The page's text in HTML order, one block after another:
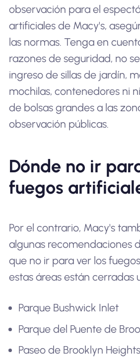
observación para el
artificiales de Macy's,
las normas. Tenga en
razones de seguridad, no
ingreso de sillas de jardín,
mochilas, contenedores ni
de bolsas grandes a las
observación públicas.
Dónde no ir
fuegos
Por el contrario, Macy's
algunas recomendaciones
que no ir para ver los
estas áreas están cerradas
Parque Bushwick Inlet
Parque del Puente de
Paseo de Brooklyn Heights